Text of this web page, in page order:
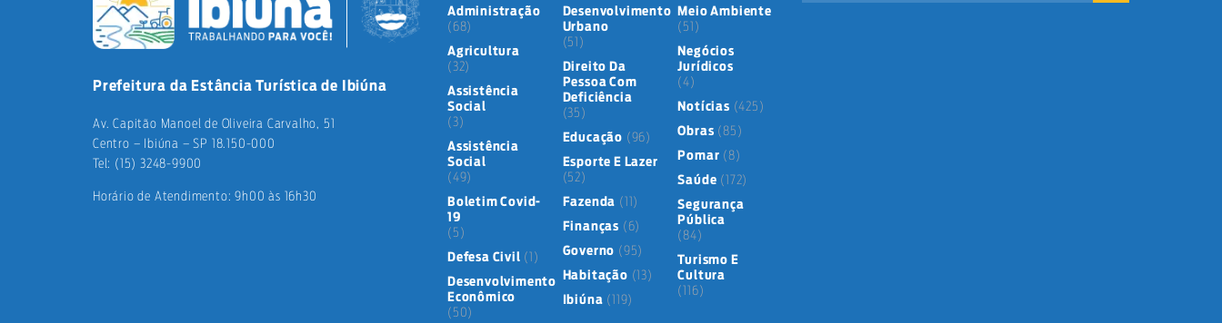
Prefeitura da Estância Turística de Ibiúna
Av. Capitão Manoel de Oliveira Carvalho, 51
Centro – Ibiúna – SP 18.150-000
Tel: (15) 3248-9900
Horário de Atendimento: 9h00 às 16h30
Administração
(68)
Agricultura
(32)
Assistência
Social
(3)
Assistência
Social
(49)
Boletim Covid-
19
(5)
Defesa Civil (1)
Desenvolvimento
Econômico
(50)
Desenvolvimento
Urbano
(51)
Direito Da
Pessoa Com
Deficiência
(35)
Educação (96)
Esporte E Lazer
(52)
Fazenda (11)
Finanças (6)
Governo (95)
Habitação (13)
Ibiúna (119)
Meio Ambiente
(51)
Negócios
Jurídicos
(4)
Notícias (425)
Obras (85)
Pomar (8)
Saúde (172)
Segurança
Pública
(84)
Turismo E
Cultura
(116)